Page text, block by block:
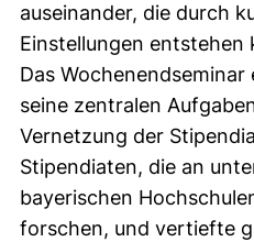
auseinander, die durch
Einstellungen entstehen
Das
seine zentralen
Vernetzung der
Stipendiaten, die an
bayerischen
forschen, und vertiefte